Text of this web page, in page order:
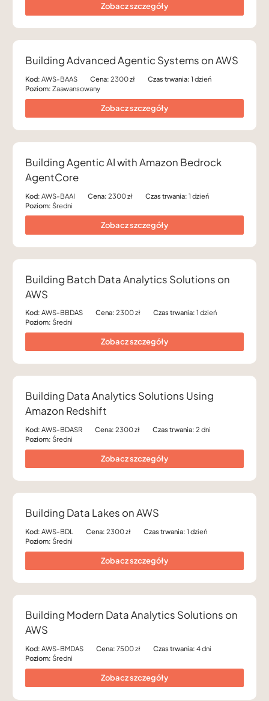
Zobacz szczegóły
Building Advanced Agentic Systems on AWS
Kod: AWS-BAAS Cena: 2300 zł Czas trwania: 1 dzień
Poziom: Zaawansowany
Zobacz szczegóły
Building Agentic AI with Amazon Bedrock
AgentCore
Kod: AWS-BAAI Cena: 2300 zł Czas trwania: 1 dzień
Poziom: Średni
Zobacz szczegóły
Building Batch Data Analytics Solutions on
AWS
Kod: AWS-BBDAS Cena: 2300 zł Czas trwania: 1 dzień
Poziom: Średni
Zobacz szczegóły
Building Data Analytics Solutions Using
Amazon Redshift
Kod: AWS-BDASR Cena: 2300 zł Czas trwania: 2 dni
Poziom: Średni
Zobacz szczegóły
Building Data Lakes on AWS
Kod: AWS-BDL Cena: 2300 zł Czas trwania: 1 dzień
Poziom: Średni
Zobacz szczegóły
Building Modern Data Analytics Solutions on
AWS
Kod: AWS-BMDAS Cena: 7500 zł Czas trwania: 4 dni
Poziom: Średni
Zobacz szczegóły